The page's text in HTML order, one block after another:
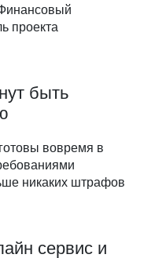
проекта
быть
вовремя в
никаких штрафов
сервис и